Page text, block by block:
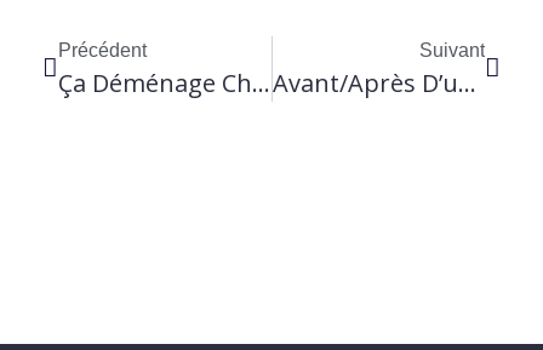
Précédent
Ça Déménage Chez Exelio !
Suivant
Avant/après D’un Beau Travail De Conception